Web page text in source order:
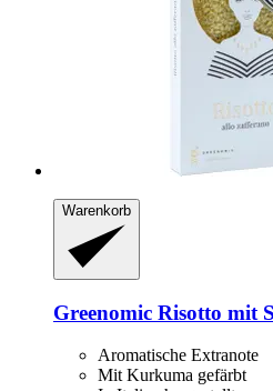
Warenkorb
Greenomic Risotto mit
Aromatische Extranote
Mit Kurkuma gefärbt